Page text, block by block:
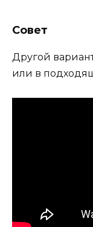
Совет
Другой
или в